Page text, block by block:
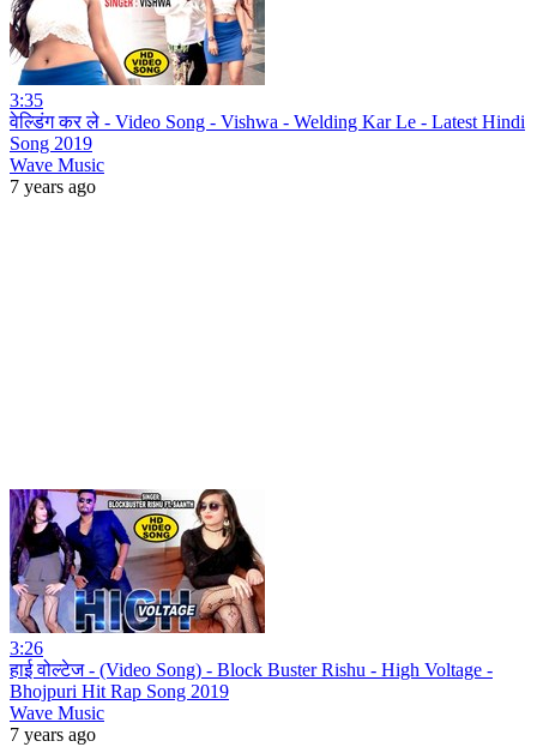
3:35
वेल्डिंग कर ले - Video Song - Vishwa - Welding Kar Le - Latest Hindi
Song 2019
Wave Music
7 years ago
3:26
हाई वोल्टेज - (Video Song) - Block Buster Rishu - High Voltage -
Bhojpuri Hit Rap Song 2019
Wave Music
7 years ago